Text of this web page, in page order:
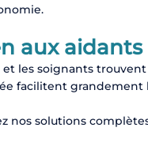
aux aidants
et les soignants
facilitent grandement
nos solutions